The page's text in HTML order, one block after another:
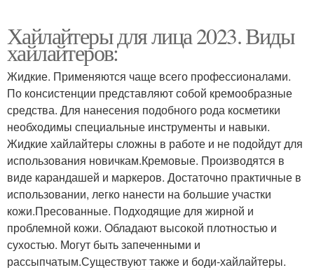
Хайлайтеры для лица 2023. Виды
хайлайтеров:
Жидкие. Применяются чаще всего профессионалами.
По консистенции представляют собой кремообразные
средства. Для нанесения подобного рода косметики
необходимы специальные инструменты и навыки.
Жидкие хайлайтеры сложны в работе и не подойдут для
использования новичкам.Кремовые. Производятся в
виде карандашей и маркеров. Достаточно практичные в
использовании, легко нанести на большие участки
кожи.Пресованные. Подходящие для жирной и
проблемной кожи. Обладают высокой плотностью и
сухостью. Могут быть запеченными и
рассыпчатым.Существуют также и боди-хайлайтеры.